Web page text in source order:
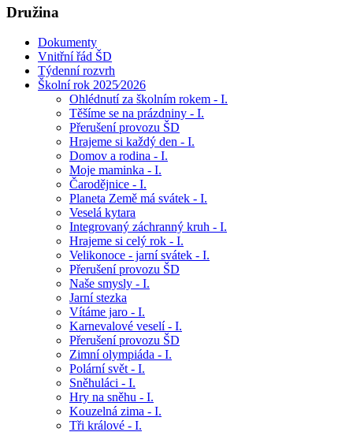
Družina
Dokumenty
Vnitřní řád ŠD
Týdenní rozvrh
Školní rok 2025⁄2026
Ohlédnutí za školním rokem - I.
Těšíme se na prázdniny - I.
Přerušení provozu ŠD
Hrajeme si každý den - I.
Domov a rodina - I.
Moje maminka - I.
Čarodějnice - I.
Planeta Země má svátek - I.
Veselá kytara
Integrovaný záchranný kruh - I.
Hrajeme si celý rok - I.
Velikonoce - jarní svátek - I.
Přerušení provozu ŠD
Naše smysly - I.
Jarní stezka
Vítáme jaro - I.
Karnevalové veselí - I.
Přerušení provozu ŠD
Zimní olympiáda - I.
Polární svět - I.
Sněhuláci - I.
Hry na sněhu - I.
Kouzelná zima - I.
Tři králové - I.